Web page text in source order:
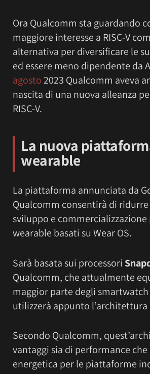
Ora Qualcomm sta guardando
maggiore interesse a RISC-V
alternativa per diversificare le
ed essere meno dipendente da
agosto2023 Qualcomm aveva
nascita di una nuova alleanza
RISC-V.
La nuova
wearable
La piattaforma annunciata da
Qualcomm consentirà di
sviluppo e
wearable basati su Wear OS.
Sarà basata sui processori
Qualcomm, che attualmente
maggior parte degli smartwatch
utilizzerà appunto l’architettura
Secondo Qualcomm,
vantaggi sia di performance
energetica per le piattaforme